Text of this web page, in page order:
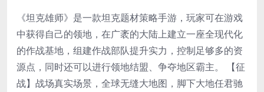
《坦克雄师》是一款坦克题材策略手游，玩家可在游戏
中获得自己的领地，在广袤的大陆上建立一座全现代化
的作战基地，组建作战部队提升实力，控制足够多的资
源点，同时还可以进行领地结盟、争夺地区霸主。 【征
战】战场真实场景，全球无缝大地图，脚下大地任君驰